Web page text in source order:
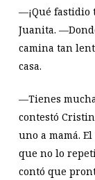
—¡Qué fastidio
Juanita.
camina tan
casa.
—Tienes
contestó
uno a mamá.
que no lo
contó que